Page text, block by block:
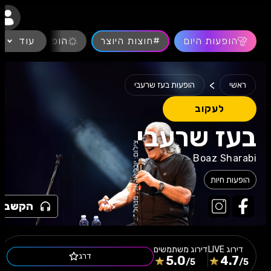
הופעות היום #חוצות היוצר הופעות חיות
עוד
ראשי > הופעות בעז שרעבי
ה
0
לעקוב
בעז שרעבי
Boaz Sharabi
הופעות חיות
הקשב
דירוג
4.7/5
דירוג משתמשים
5.0/5
דרג